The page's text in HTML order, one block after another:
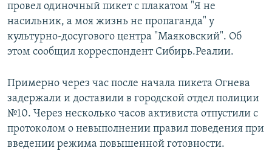
Все сайты РСЕ/РС
провел одиночный пикет с плакатом "Я не
насильник, а моя жизнь не пропаганда" у
культурно-досугового центра "Маяковский". Об
этом сообщил корреспондент Сибирь.Реалии.
Примерно через час после начала пикета Огнева
задержали и доставили в городской отдел полиции
№10. Через несколько часов активиста отпустили с
протоколом о невыполнении правил поведения при
введении режима повышенной готовности.